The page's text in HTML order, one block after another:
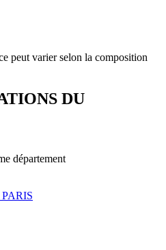
peut varier selon la composition
DU
département